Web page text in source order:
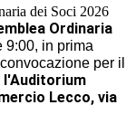
dei Soci 2026
Ordinaria
9:00, in prima
per il
l'Auditorium
Lecco, via